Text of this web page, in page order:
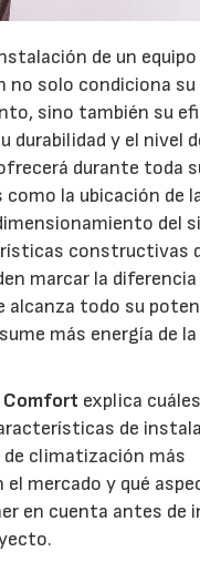
de un equipo
no solo condiciona su
sino también su
durabilidad y el nivel
durante toda
la ubicación de
del
constructivas
marcar la
alcanza todo su
más energía de la
Comfort explica
de
climatización más
el mercado y qué
en cuenta antes de